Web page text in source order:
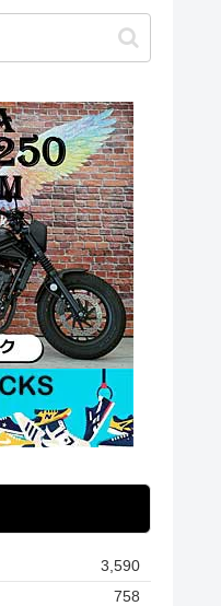
3,590
758